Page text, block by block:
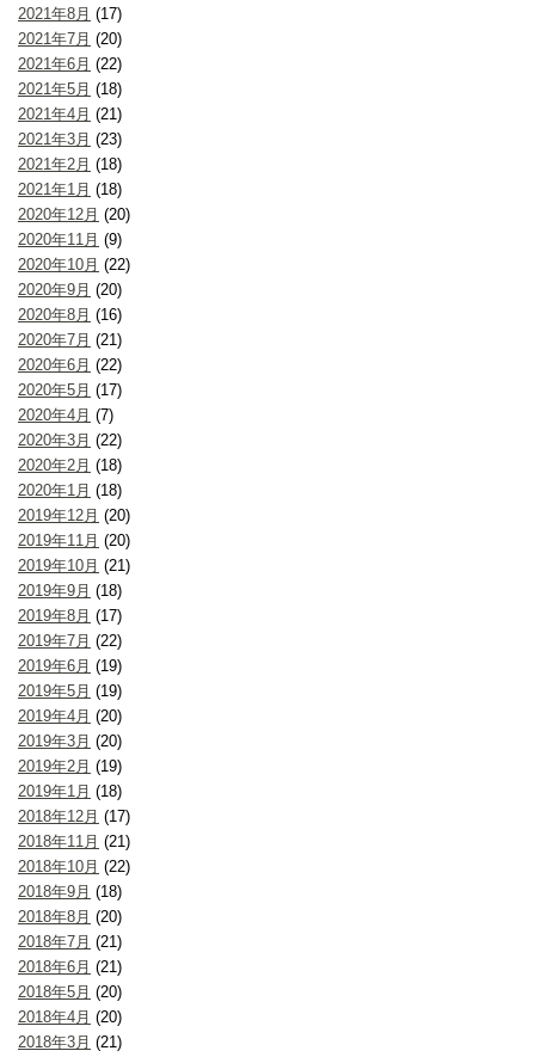
2021年8月 (17)
2021年7月 (20)
2021年6月 (22)
2021年5月 (18)
2021年4月 (21)
2021年3月 (23)
2021年2月 (18)
2021年1月 (18)
2020年12月 (20)
2020年11月 (9)
2020年10月 (22)
2020年9月 (20)
2020年8月 (16)
2020年7月 (21)
2020年6月 (22)
2020年5月 (17)
2020年4月 (7)
2020年3月 (22)
2020年2月 (18)
2020年1月 (18)
2019年12月 (20)
2019年11月 (20)
2019年10月 (21)
2019年9月 (18)
2019年8月 (17)
2019年7月 (22)
2019年6月 (19)
2019年5月 (19)
2019年4月 (20)
2019年3月 (20)
2019年2月 (19)
2019年1月 (18)
2018年12月 (17)
2018年11月 (21)
2018年10月 (22)
2018年9月 (18)
2018年8月 (20)
2018年7月 (21)
2018年6月 (21)
2018年5月 (20)
2018年4月 (20)
2018年3月 (21)